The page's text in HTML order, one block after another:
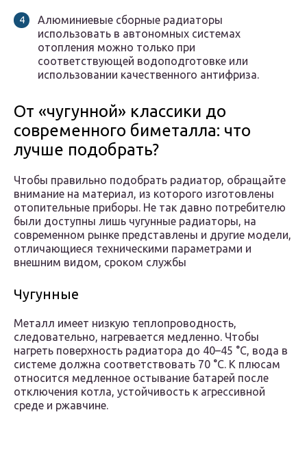
Алюминиевые сборные радиаторы
использовать в автономных системах
отопления можно только при
соответствующей водоподготовке или
использовании качественного антифриза.
От «чугунной» классики до
современного биметалла: что
лучше подобрать?
Чтобы правильно подобрать радиатор, обращайте
внимание на материал, из которого изготовлены
отопительные приборы. Не так давно потребителю
были доступны лишь чугунные радиаторы, на
современном рынке представлены и другие модели,
отличающиеся техническими параметрами и
внешним видом, сроком службы
Чугунные
Металл имеет низкую теплопроводность,
следовательно, нагревается медленно. Чтобы
нагреть поверхность радиатора до 40–45 °C, вода в
системе должна соответствовать 70 °C. К плюсам
относится медленное остывание батарей после
отключения котла, устойчивость к агрессивной
среде и ржавчине.